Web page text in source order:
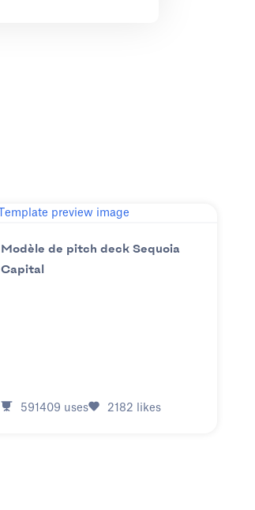
Modèle de pitch deck Sequoia
Capital
591409 uses 2182 likes